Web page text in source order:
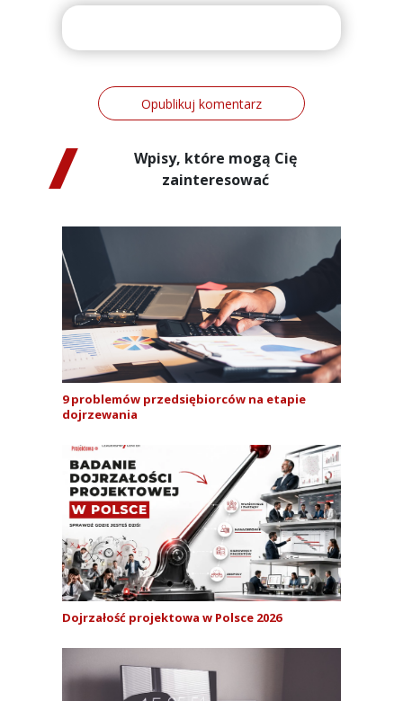
Wpisy, które mogą Cię
zainteresować
9 problemów przedsiębiorców na etapie
dojrzewania
Dojrzałość projektowa w Polsce 2026